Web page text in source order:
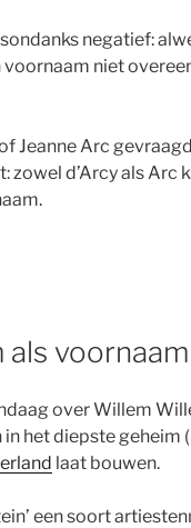
negatief:
niet
Jeanne Arc
zowel d’Arcy als
als voornaam
over Willem
het diepste geheim
laat bouwen.
een soort